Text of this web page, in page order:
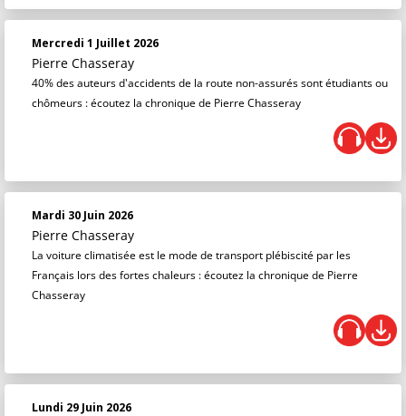
Mercredi 1 Juillet 2026
Pierre Chasseray
40% des auteurs d'accidents de la route non-assurés sont étudiants ou
chômeurs : écoutez la chronique de Pierre Chasseray
Mardi 30 Juin 2026
Pierre Chasseray
La voiture climatisée est le mode de transport plébiscité par les
Français lors des fortes chaleurs : écoutez la chronique de Pierre
Chasseray
Lundi 29 Juin 2026